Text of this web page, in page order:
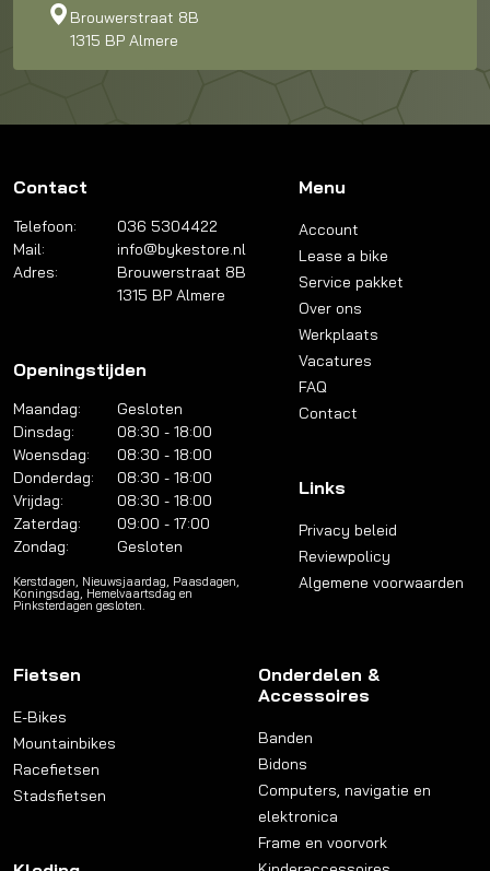
Brouwerstraat 8B
1315 BP Almere
Contact
Telefoon:
036 5304422
Mail:
info@bykestore.nl
Adres:
Brouwerstraat 8B
1315 BP Almere
Openingstijden
Maandag:
Gesloten
Dinsdag:
08:30 - 18:00
Woensdag:
08:30 - 18:00
Donderdag:
08:30 - 18:00
Vrijdag:
08:30 - 18:00
Zaterdag:
09:00 - 17:00
Zondag:
Gesloten
Kerstdagen, Nieuwsjaardag, Paasdagen,
Koningsdag, Hemelvaartsdag en
Pinksterdagen gesloten.
Menu
Account
Lease a bike
Service pakket
Over ons
Werkplaats
Vacatures
FAQ
Contact
Links
Privacy beleid
Reviewpolicy
Algemene voorwaarden
Fietsen
E-Bikes
Mountainbikes
Racefietsen
Stadsfietsen
Onderdelen &
Accessoires
Banden
Bidons
Computers, navigatie en
elektronica
Frame en voorvork